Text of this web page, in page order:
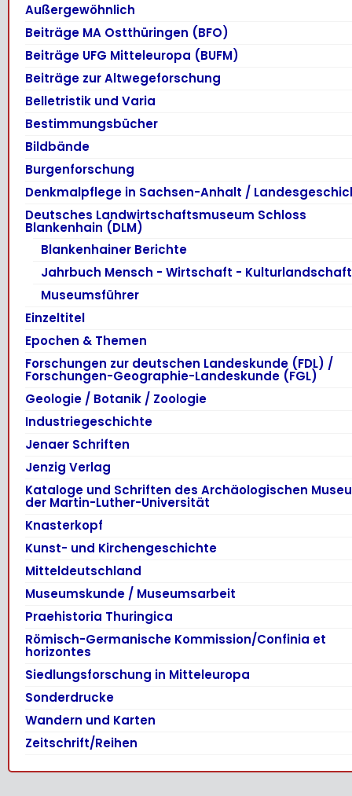
Außergewöhnlich
Beiträge MA Ostthüringen (BFO)
Beiträge UFG Mitteleuropa (BUFM)
Beiträge zur Altwegeforschung
Belletristik und Varia
Bestimmungsbücher
Bildbände
Burgenforschung
Denkmalpflege in Sachsen-Anhalt /
Deutsches Landwirtschaftsmuseum Schloss
Blankenhain (DLM)
Blankenhainer Berichte
Jahrbuch Mensch - Wirtschaft - Kulturlandschaft
Museumsführer
Einzeltitel
Epochen & Themen
Forschungen zur deutschen Landeskunde (FDL) /
Forschungen-Geographie-Landeskunde (FGL)
Geologie / Botanik / Zoologie
Industriegeschichte
Jenaer Schriften
Jenzig Verlag
Kataloge und Schriften des Archäologischen
der Martin-Luther-Universität
Knasterkopf
Kunst- und Kirchengeschichte
Mitteldeutschland
Museumskunde / Museumsarbeit
Praehistoria Thuringica
Römisch-Germanische Kommission/Confinia et
horizontes
Siedlungsforschung in Mitteleuropa
Sonderdrucke
Wandern und Karten
Zeitschrift/Reihen